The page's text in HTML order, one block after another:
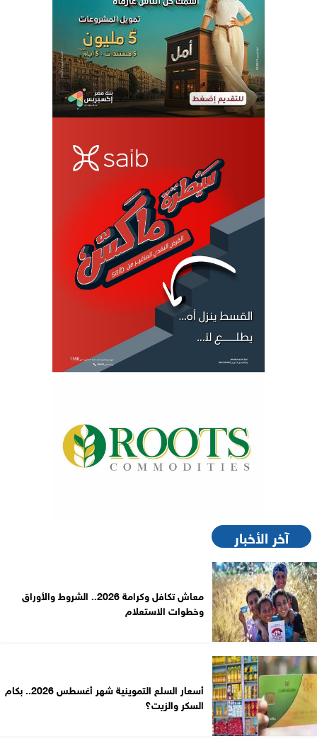
آخر الأخبار
معاش تكافل وكرامة 2026.. الشروط والأوراق
وخطوات الاستعلام
أسعار السلع التموينية شهر أغسطس 2026.. بكام
السكر والزيت؟